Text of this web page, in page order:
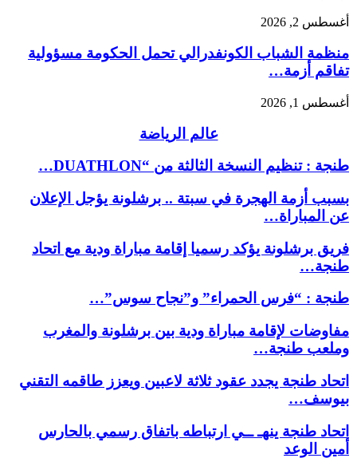
أغسطس 2, 2026
منظمة الشباب الكونفدرالي تحمل الحكومة مسؤولية
تفاقم أزمة…
أغسطس 1, 2026
عالم الرياضة
طنجة : تنظيم النسخة الثالثة من “DUATHLON…
بسبب أزمة الهجرة في سبتة .. برشلونة يؤجل الإعلان
عن المباراة…
فريق برشلونة يؤكد رسميا إقامة مباراة ودية مع اتحاد
طنجة…
طنجة : “فرس الحمراء” و”نجاح سوس”…
مفاوضات لإقامة مباراة ودية بين برشلونة والمغرب
وملعب طنجة…
اتحاد طنجة يجدد عقود ثلاثة لاعبين ويعزز طاقمه التقني
بيوسف…
اتحاد طنجة ينهـ ــي ارتباطه باتفاق رسمي بالحارس
أمين الوعد